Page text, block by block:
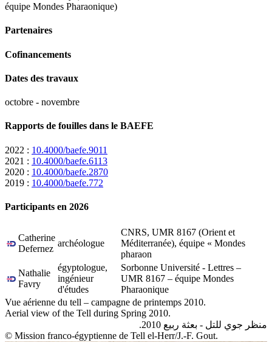
ʿAyn Soukhna
équipe Mondes Pharaonique)
Partenaires
Cofinancements
Dates des travaux
octobre - novembre
Rapports de fouilles dans le BAEFE
2022 : 10.4000/baefe.9011
2021 : 10.4000/baefe.6113
2020 : 10.4000/baefe.2870
2019 : 10.4000/baefe.772
Participants en 2026
Catherine
Defernez
archéologue
CNRS, UMR 8167 (Orient et
Méditerranée), équipe « Mondes
pharaon
Nathalie
Favry
égyptologue,
ingénieur
d'études
Sorbonne Université - Lettres –
UMR 8167 – équipe Mondes
Pharaonique
Vue aérienne du tell – campagne de printemps 2010.
Aerial view of the Tell during Spring 2010.
منظر جوي للتل - بعثة ربيع 2010.
© Mission franco-égyptienne de Tell el-Herr/J.-F. Gout.